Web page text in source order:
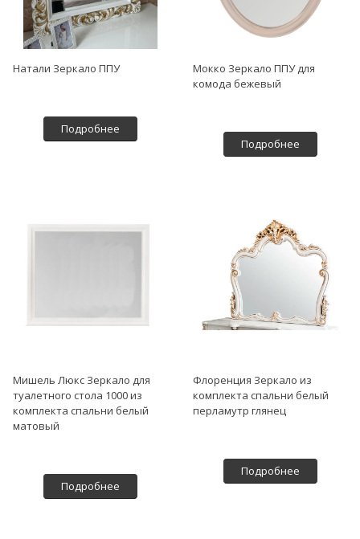
Натали Зеркало ППУ
Подробнее
Мокко Зеркало ППУ для
комода бежевый
Подробнее
Мишель Люкс Зеркало для
туалетного стола 1000 из
комплекта спальни белый
матовый
Подробнее
Флоренция Зеркало из
комплекта спальни белый
перламутр глянец
Подробнее